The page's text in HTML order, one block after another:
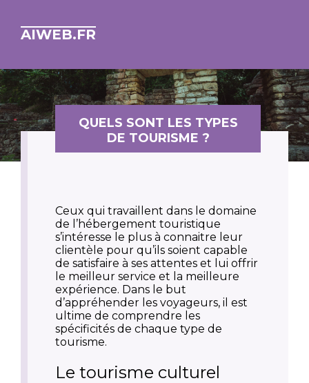
AIWEB.FR
QUELS SONT LES TYPES
DE TOURISME ?
Ceux qui travaillent dans le domaine
de l’hébergement touristique
s’intéresse le plus à connaitre leur
clientèle pour qu’ils soient capable
de satisfaire à ses attentes et lui offrir
le meilleur service et la meilleure
expérience. Dans le but
d’appréhender les voyageurs, il est
ultime de comprendre les
spécificités de chaque type de
tourisme.
Le tourisme culturel